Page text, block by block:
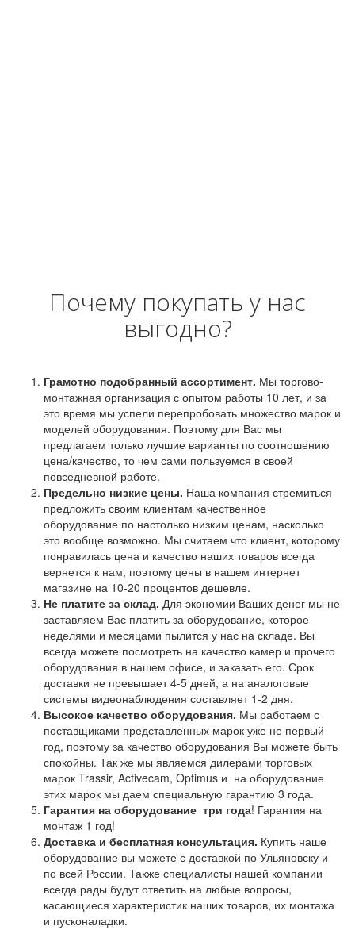
Почему покупать у нас
выгодно?
Грамотно подобранный ассортимент. Мы торгово-
монтажная организация с опытом работы 10 лет, и за
это время мы успели перепробовать множество марок и
моделей оборудования. Поэтому для Вас мы
предлагаем только лучшие варианты по соотношению
цена/качество, то чем сами пользуемся в своей
повседневной работе.
Предельно низкие цены. Наша компания стремиться
предложить своим клиентам качественное
оборудование по настолько низким ценам, насколько
это вообще возможно. Мы считаем что клиент, которому
понравилась цена и качество наших товаров всегда
вернется к нам, поэтому цены в нашем интернет
магазине на 10-20 процентов дешевле.
Не платите за склад. Для экономии Ваших денег мы не
заставляем Вас платить за оборудование, которое
неделями и месяцами пылится у нас на складе. Вы
всегда можете посмотреть на качество камер и прочего
оборудования в нашем офисе, и заказать его. Срок
доставки не превышает 4-5 дней, а на аналоговые
системы видеонаблюдения составляет 1-2 дня.
Высокое качество оборудования. Мы работаем с
поставщиками представленных марок уже не первый
год, поэтому за качество оборудования Вы можете быть
спокойны. Так же мы являемся дилерами торговых
марок Trassir, Activecam, Optimus и на оборудование
этих марок мы даем специальную гарантию 3 года.
Гарантия на оборудование три года! Гарантия на
монтаж 1 год!
Доставка и бесплатная консультация. Купить наше
оборудование вы можете с доставкой по Ульяновску и
по всей России. Также специалисты нашей компании
всегда рады будут ответить на любые вопросы,
касающиеся характеристик наших товаров, их монтажа
и пусконаладки.